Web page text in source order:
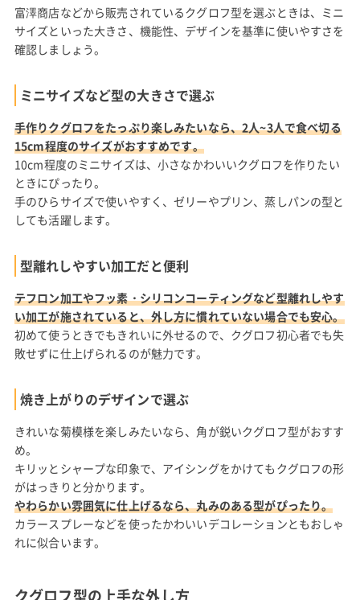
富澤商店などから販売されているクグロフ型を選ぶときは、ミニ
サイズといった大きさ、機能性、デザインを基準に使いやすさを
確認しましょう。
ミニサイズなど型の大きさで選ぶ
手作りクグロフをたっぷり楽しみたいなら、2人~3人で食べ切る
15cm程度のサイズがおすすめです。
10cm程度のミニサイズは、小さなかわいいクグロフを作りたい
ときにぴったり。
手のひらサイズで使いやすく、ゼリーやプリン、蒸しパンの型と
しても活躍します。
型離れしやすい加工だと便利
テフロン加工やフッ素・シリコンコーティングなど型離れしやす
い加工が施されていると、外し方に慣れていない場合でも安心。
初めて使うときでもきれいに外せるので、クグロフ初心者でも失
敗せずに仕上げられるのが魅力です。
焼き上がりのデザインで選ぶ
きれいな菊模様を楽しみたいなら、角が鋭いクグロフ型がおすす
め。
キリッとシャープな印象で、アイシングをかけてもクグロフの形
がはっきりと分かります。
やわらかい雰囲気に仕上げるなら、丸みのある型がぴったり。
カラースプレーなどを使ったかわいいデコレーションともおしゃ
れに似合います。
クグロフ型の上手な外し方